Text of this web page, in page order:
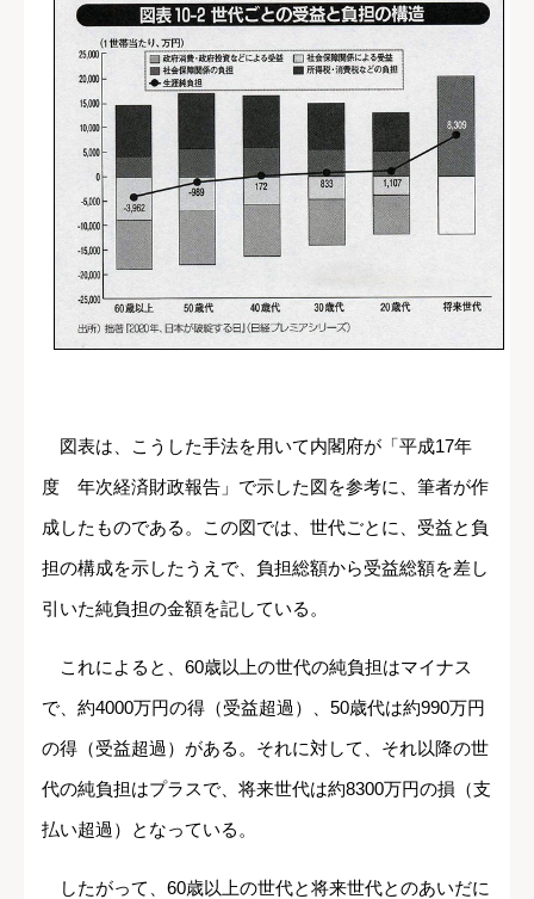
図表は、こうした手法を用いて内閣府が「平成17年
度 年次経済財政報告」で示した図を参考に、筆者が作
成したものである。この図では、世代ごとに、受益と負
担の構成を示したうえで、負担総額から受益総額を差し
引いた純負担の金額を記している。
これによると、60歳以上の世代の純負担はマイナス
で、約4000万円の得（受益超過）、50歳代は約990万円
の得（受益超過）がある。それに対して、それ以降の世
代の純負担はプラスで、将来世代は約8300万円の損（支
払い超過）となっている。
したがって、60歳以上の世代と将来世代とのあいだに